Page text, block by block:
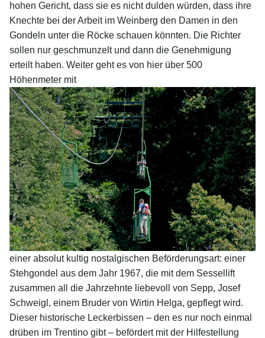
hohen Gericht, dass sie es nicht dulden würden, dass ihre
Knechte bei der Arbeit im Weinberg den Damen in den
Gondeln unter die Röcke schauen könnten. Die Richter
sollen nur geschmunzelt und dann die Genehmigung
erteilt haben. Weiter geht es von hier über 500
Höhenmeter mit
einer absolut kultig nostalgischen Beförderungsart: einer
Stehgondel aus dem Jahr 1967, die mit dem Sessellift
zusammen all die Jahrzehnte liebevoll von Sepp, Josef
Schweigl, einem Bruder von Wirtin Helga, gepflegt wird.
Dieser historische Leckerbissen – den es nur noch einmal
drüben im Trentino gibt – befördert mit der Hilfestellung